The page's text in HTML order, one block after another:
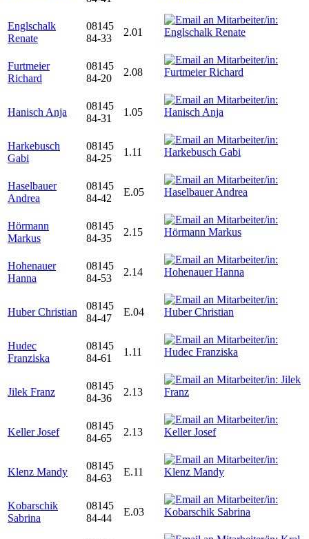
Englschalk
Renate
08145
84-33
2.01
Furtmeier
Richard
08145
84-20
2.08
Hanisch Anja
08145
84-31
1.05
Harkebusch
Gabi
08145
84-25
1.11
Haselbauer
Andrea
08145
84-42
E.05
Hörmann
Markus
08145
84-35
2.15
Hohenauer
Hanna
08145
84-53
2.14
Huber Christian
08145
84-47
E.04
Hudec
Franziska
08145
84-61
1.11
Jilek Franz
08145
84-36
2.13
Keller Josef
08145
84-65
2.13
Klenz Mandy
08145
84-63
E.11
Kobarschik
Sabrina
08145
84-44
E.03